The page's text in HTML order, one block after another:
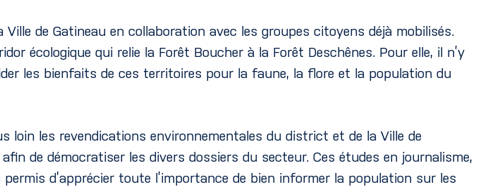
de Gatineau en collaboration avec les groupes citoyens déjà mobilisés.
écologique qui relie la Forêt Boucher à la Forêt Deschênes. Pour elle, il n’y
les bienfaits de ces territoires pour la faune, la flore et la population du
les revendications environnementales du district et de la Ville de
de démocratiser les divers dossiers du secteur. Ces études en journalisme,
d’apprécier toute l’importance de bien informer la population sur les